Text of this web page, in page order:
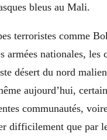
bleus au Mali.
terroristes comme
nationales, les
désert du nord
aujourd’hui,
communautés,
difficilement que par